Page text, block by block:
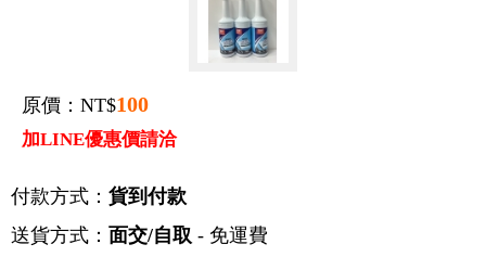
原價：NT$100
加LINE優惠價請洽
付款方式： 貨到付款
送貨方式： 面交/自取 - 免運費